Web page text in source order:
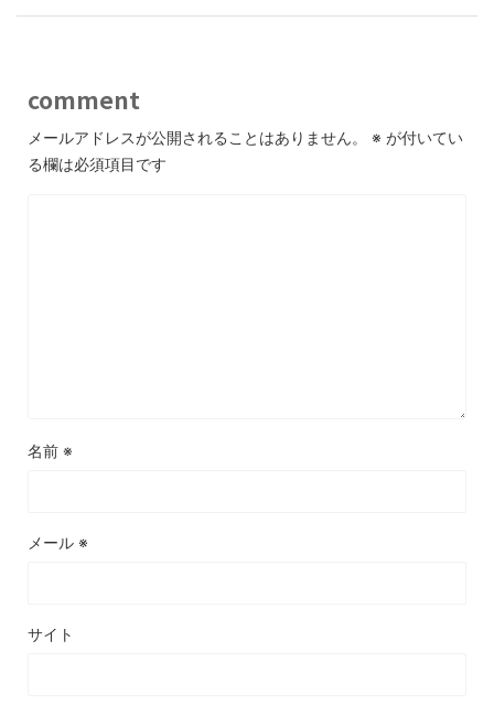
comment
メールアドレスが公開されることはありません。 ※ が付いてい
る欄は必須項目です
名前 ※
メール ※
サイト